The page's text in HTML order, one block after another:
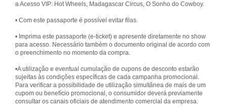
a Acesso VIP: Hot Wheels, Madagascar Circus, O Sonho do Cowboy.
• Com este passaporte é possível evitar filas.
• Imprima este passaporte (e-ticket) e apresente diretamente no show
para acesso. Necessário também o documento original de acordo com
o preenchimento no momento da compra.
•A utilização e eventual cumulação de cupons de desconto estarão
sujeitas às condições específicas de cada campanha promocional.
Para verificar a possibilidade de utilização simultânea de mais de um
cupom ou benefício promocional, o consumidor deverá previamente